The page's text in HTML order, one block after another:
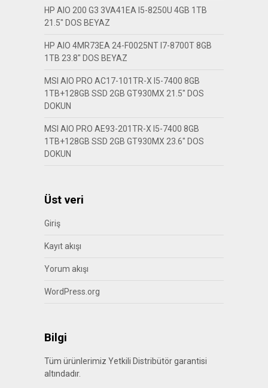
HP AIO 200 G3 3VA41EA I5-8250U 4GB 1TB
21.5″ DOS BEYAZ
HP AIO 4MR73EA 24-F0025NT I7-8700T 8GB
1TB 23.8″ DOS BEYAZ
MSI AIO PRO AC17-101TR-X I5-7400 8GB
1TB+128GB SSD 2GB GT930MX 21.5″ DOS
DOKUN
MSI AIO PRO AE93-201TR-X I5-7400 8GB
1TB+128GB SSD 2GB GT930MX 23.6″ DOS
DOKUN
Üst veri
Giriş
Kayıt akışı
Yorum akışı
WordPress.org
Bilgi
Tüm ürünlerimiz Yetkili Distribütör garantisi
altındadır.